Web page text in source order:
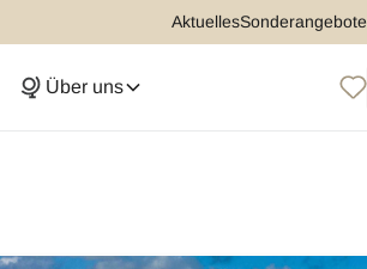
AktuellesSonderangebote
Über uns